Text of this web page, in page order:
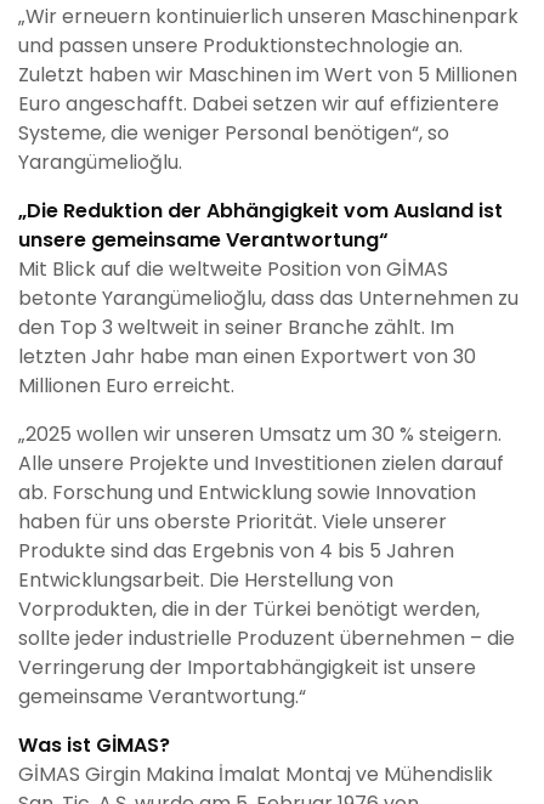
„Wir erneuern kontinuierlich unseren Maschinenpark
und passen unsere Produktionstechnologie an.
Zuletzt haben wir Maschinen im Wert von 5 Millionen
Euro angeschafft. Dabei setzen wir auf effizientere
Systeme, die weniger Personal benötigen“, so
Yarangümelioğlu.
„Die Reduktion der Abhängigkeit vom Ausland ist
unsere gemeinsame Verantwortung“
Mit Blick auf die weltweite Position von GİMAS
betonte Yarangümelioğlu, dass das Unternehmen zu
den Top 3 weltweit in seiner Branche zählt. Im
letzten Jahr habe man einen Exportwert von 30
Millionen Euro erreicht.
„2025 wollen wir unseren Umsatz um 30 % steigern.
Alle unsere Projekte und Investitionen zielen darauf
ab. Forschung und Entwicklung sowie Innovation
haben für uns oberste Priorität. Viele unserer
Produkte sind das Ergebnis von 4 bis 5 Jahren
Entwicklungsarbeit. Die Herstellung von
Vorprodukten, die in der Türkei benötigt werden,
sollte jeder industrielle Produzent übernehmen – die
Verringerung der Importabhängigkeit ist unsere
gemeinsame Verantwortung.“
Was ist GİMAS?
GİMAS Girgin Makina İmalat Montaj ve Mühendislik